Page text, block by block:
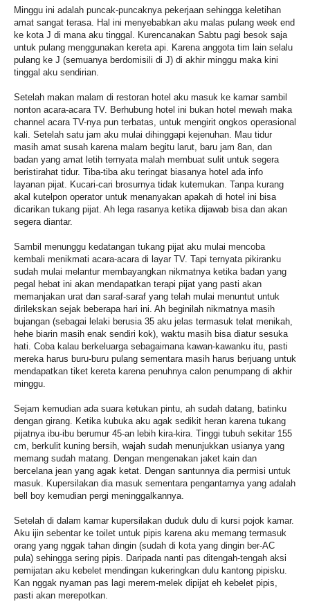
Minggu ini adalah puncak-puncaknya pekerjaan sehingga keletihan
amat sangat terasa. Hal ini menyebabkan aku malas pulang week end
ke kota J di mana aku tinggal. Kurencanakan Sabtu pagi besok saja
untuk pulang menggunakan kereta api. Karena anggota tim lain selalu
pulang ke J (semuanya berdomisili di J) di akhir minggu maka kini
tinggal aku sendirian.
Setelah makan malam di restoran hotel aku masuk ke kamar sambil
nonton acara-acara TV. Berhubung hotel ini bukan hotel mewah maka
channel acara TV-nya pun terbatas, untuk mengirit ongkos operasional
kali. Setelah satu jam aku mulai dihinggapi kejenuhan. Mau tidur
masih amat susah karena malam begitu larut, baru jam 8an, dan
badan yang amat letih ternyata malah membuat sulit untuk segera
beristirahat tidur. Tiba-tiba aku teringat biasanya hotel ada info
layanan pijat. Kucari-cari brosurnya tidak kutemukan. Tanpa kurang
akal kutelpon operator untuk menanyakan apakah di hotel ini bisa
dicarikan tukang pijat. Ah lega rasanya ketika dijawab bisa dan akan
segera diantar.
Sambil menunggu kedatangan tukang pijat aku mulai mencoba
kembali menikmati acara-acara di layar TV. Tapi ternyata pikiranku
sudah mulai melantur membayangkan nikmatnya ketika badan yang
pegal hebat ini akan mendapatkan terapi pijat yang pasti akan
memanjakan urat dan saraf-saraf yang telah mulai menuntut untuk
dirilekskan sejak beberapa hari ini. Ah beginilah nikmatnya masih
bujangan (sebagai lelaki berusia 35 aku jelas termasuk telat menikah,
hehe biarin masih enak sendiri kok), waktu masih bisa diatur sesuka
hati. Coba kalau berkeluarga sebagaimana kawan-kawanku itu, pasti
mereka harus buru-buru pulang sementara masih harus berjuang untuk
mendapatkan tiket kereta karena penuhnya calon penumpang di akhir
minggu.
Sejam kemudian ada suara ketukan pintu, ah sudah datang, batinku
dengan girang. Ketika kubuka aku agak sedikit heran karena tukang
pijatnya ibu-ibu berumur 45-an lebih kira-kira. Tinggi tubuh sekitar 155
cm, berkulit kuning bersih, wajah sudah menunjukkan usianya yang
memang sudah matang. Dengan mengenakan jaket kain dan
bercelana jean yang agak ketat. Dengan santunnya dia permisi untuk
masuk. Kupersilakan dia masuk sementara pengantarnya yang adalah
bell boy kemudian pergi meninggalkannya.
Setelah di dalam kamar kupersilakan duduk dulu di kursi pojok kamar.
Aku ijin sebentar ke toilet untuk pipis karena aku memang termasuk
orang yang nggak tahan dingin (sudah di kota yang dingin ber-AC
pula) sehingga sering pipis. Daripada nanti pas ditengah-tengah aksi
pemijatan aku kebelet mendingan kukeringkan dulu kantong pipisku.
Kan nggak nyaman pas lagi merem-melek dipijat eh kebelet pipis,
pasti akan merepotkan.